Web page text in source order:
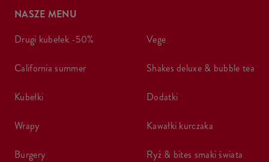
NASZE MENU
drugi kubełek -50%
california summer
kubełki
wrapy
burgery
vege
shakes deluxe & bubble tea
dodatki
kawałki kurczaka
ryż & bites smaki świata